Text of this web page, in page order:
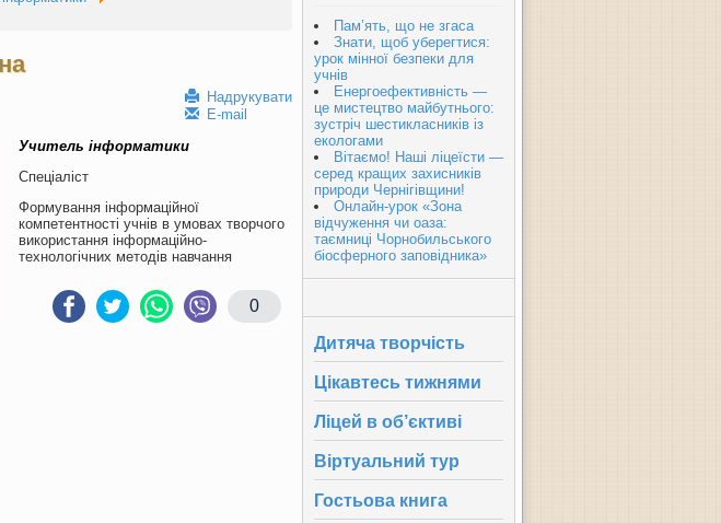
Надрукувати
E-mail
Учитель інформатики
Спеціаліст
Формування інформаційної
компетентності учнів в умовах творчого
використання інформаційно-
технологічних методів навчання
0
Пам’ять, що не згаса
Знати, щоб уберегтися:
урок мінної безпеки для
учнів
Енергоефективність —
це мистецтво майбутнього:
зустріч шестикласників із
екологами
Вітаємо! Наші ліцеїсти —
серед кращих захисників
природи Чернігівщини!
Онлайн-урок «Зона
відчуження чи оаза:
таємниці Чорнобильського
біосферного заповідника»
Дитяча творчість
Цікавтесь тижнями
Ліцей в об’єктиві
Віртуальний тур
Гостьова книга